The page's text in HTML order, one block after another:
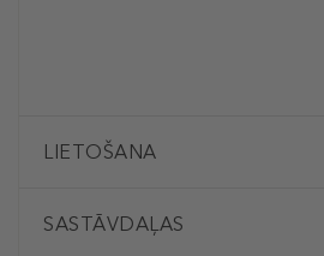
LIETOŠANA
SASTĀVDAĻAS